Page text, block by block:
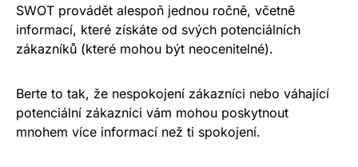
SWOT provádět alespoň jednou ročně, včetně
informací, které získáte od svých potenciálních
zákazníků (které mohou být neocenitelné).
Berte to tak, že nespokojení zákazníci nebo váhající
potenciální zákazníci vám mohou poskytnout
mnohem více informací než ti spokojení.